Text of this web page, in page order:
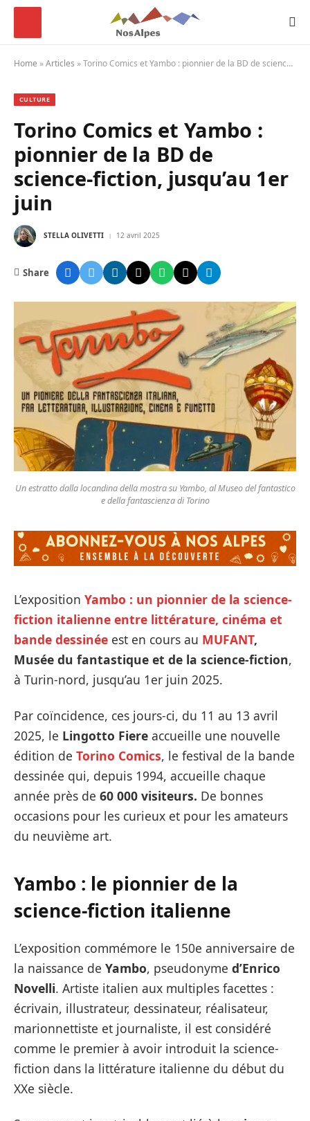
Home »Articles »Torino Comics et Yambo : pionnier de la BD de science-fiction, jusqu’au 1er juin
CULTURE
Torino Comics et Yambo :
pionnier de la BD de
science-fiction, jusqu’au 1er
juin
STELLA OLIVETTI 12 avril 2025
Share
Un estratto dalla locandina della mostra su Yambo, al Museo del fantastico
e della fantascienza di Torino
L’exposition Yambo : un pionnier de la science-
fiction italienne entre littérature, cinéma et
bande dessinée est en cours au MUFANT,
Musée du fantastique et de la science-fiction,
à Turin-nord, jusqu’au 1er juin 2025.
Par coïncidence, ces jours-ci, du 11 au 13 avril
2025, le Lingotto Fiere accueille une nouvelle
édition de Torino Comics, le festival de la bande
dessinée qui, depuis 1994, accueille chaque
année près de 60 000 visiteurs. De bonnes
occasions pour les curieux et pour les amateurs
du neuvième art.
Yambo : le pionnier de la
science-fiction italienne
L’exposition commémore le 150e anniversaire de
la naissance de Yambo, pseudonyme d’Enrico
Novelli. Artiste italien aux multiples facettes :
écrivain, illustrateur, dessinateur, réalisateur,
marionnettiste et journaliste, il est considéré
comme le premier à avoir introduit la science-
fiction dans la littérature italienne du début du
XXe siècle.